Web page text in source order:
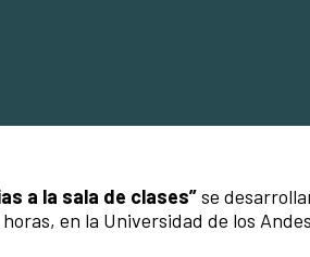
a la sala de clases”se
en la Universidad de los